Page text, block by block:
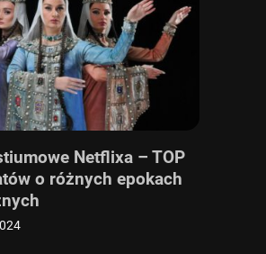
Netflixa – TOP
o różnych epokach